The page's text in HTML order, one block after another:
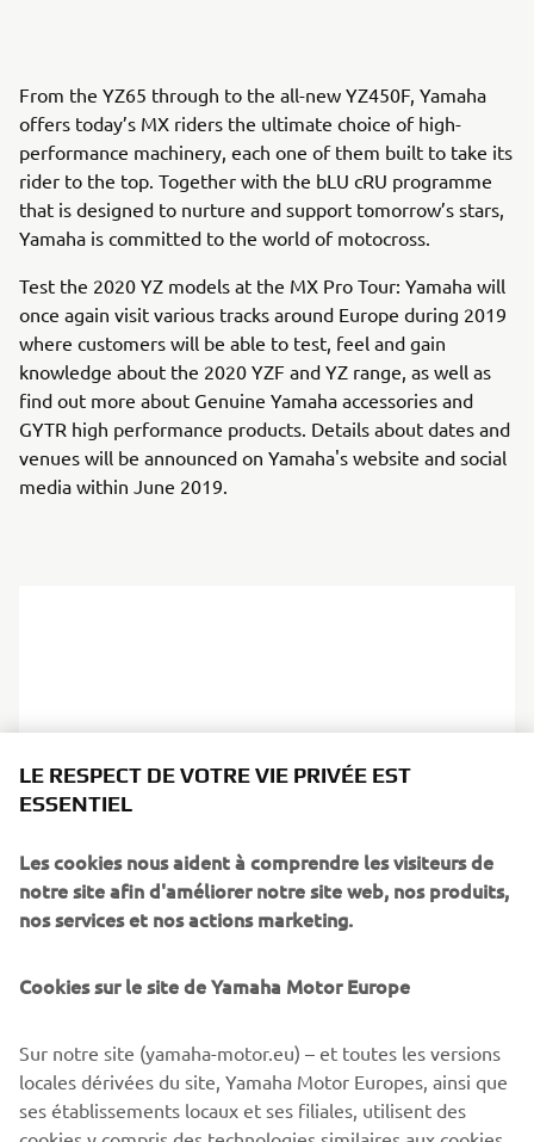
From the YZ65 through to the all-new YZ450F, Yamaha
offers today’s MX riders the ultimate choice of high-
performance machinery, each one of them built to take its
rider to the top. Together with the bLU cRU programme
that is designed to nurture and support tomorrow’s stars,
Yamaha is committed to the world of motocross.
Test the 2020 YZ models at the MX Pro Tour: Yamaha will
once again visit various tracks around Europe during 2019
where customers will be able to test, feel and gain
knowledge about the 2020 YZF and YZ range, as well as
find out more about Genuine Yamaha accessories and
GYTR high performance products. Details about dates and
venues will be announced on Yamaha's website and social
media within June 2019.
.
LE RESPECT DE VOTRE VIE PRIVÉE EST
ESSENTIEL
Les cookies nous aident à comprendre les visiteurs de
notre site afin d'améliorer notre site web, nos produits,
nos services et nos actions marketing.
Cookies sur le site de Yamaha Motor Europe
Sur notre site (yamaha-motor.eu) – et toutes les versions
locales dérivées du site, Yamaha Motor Europes, ainsi que
ses établissements locaux et ses filiales, utilisent des
cookies y compris des technologies similaires aux cookies,